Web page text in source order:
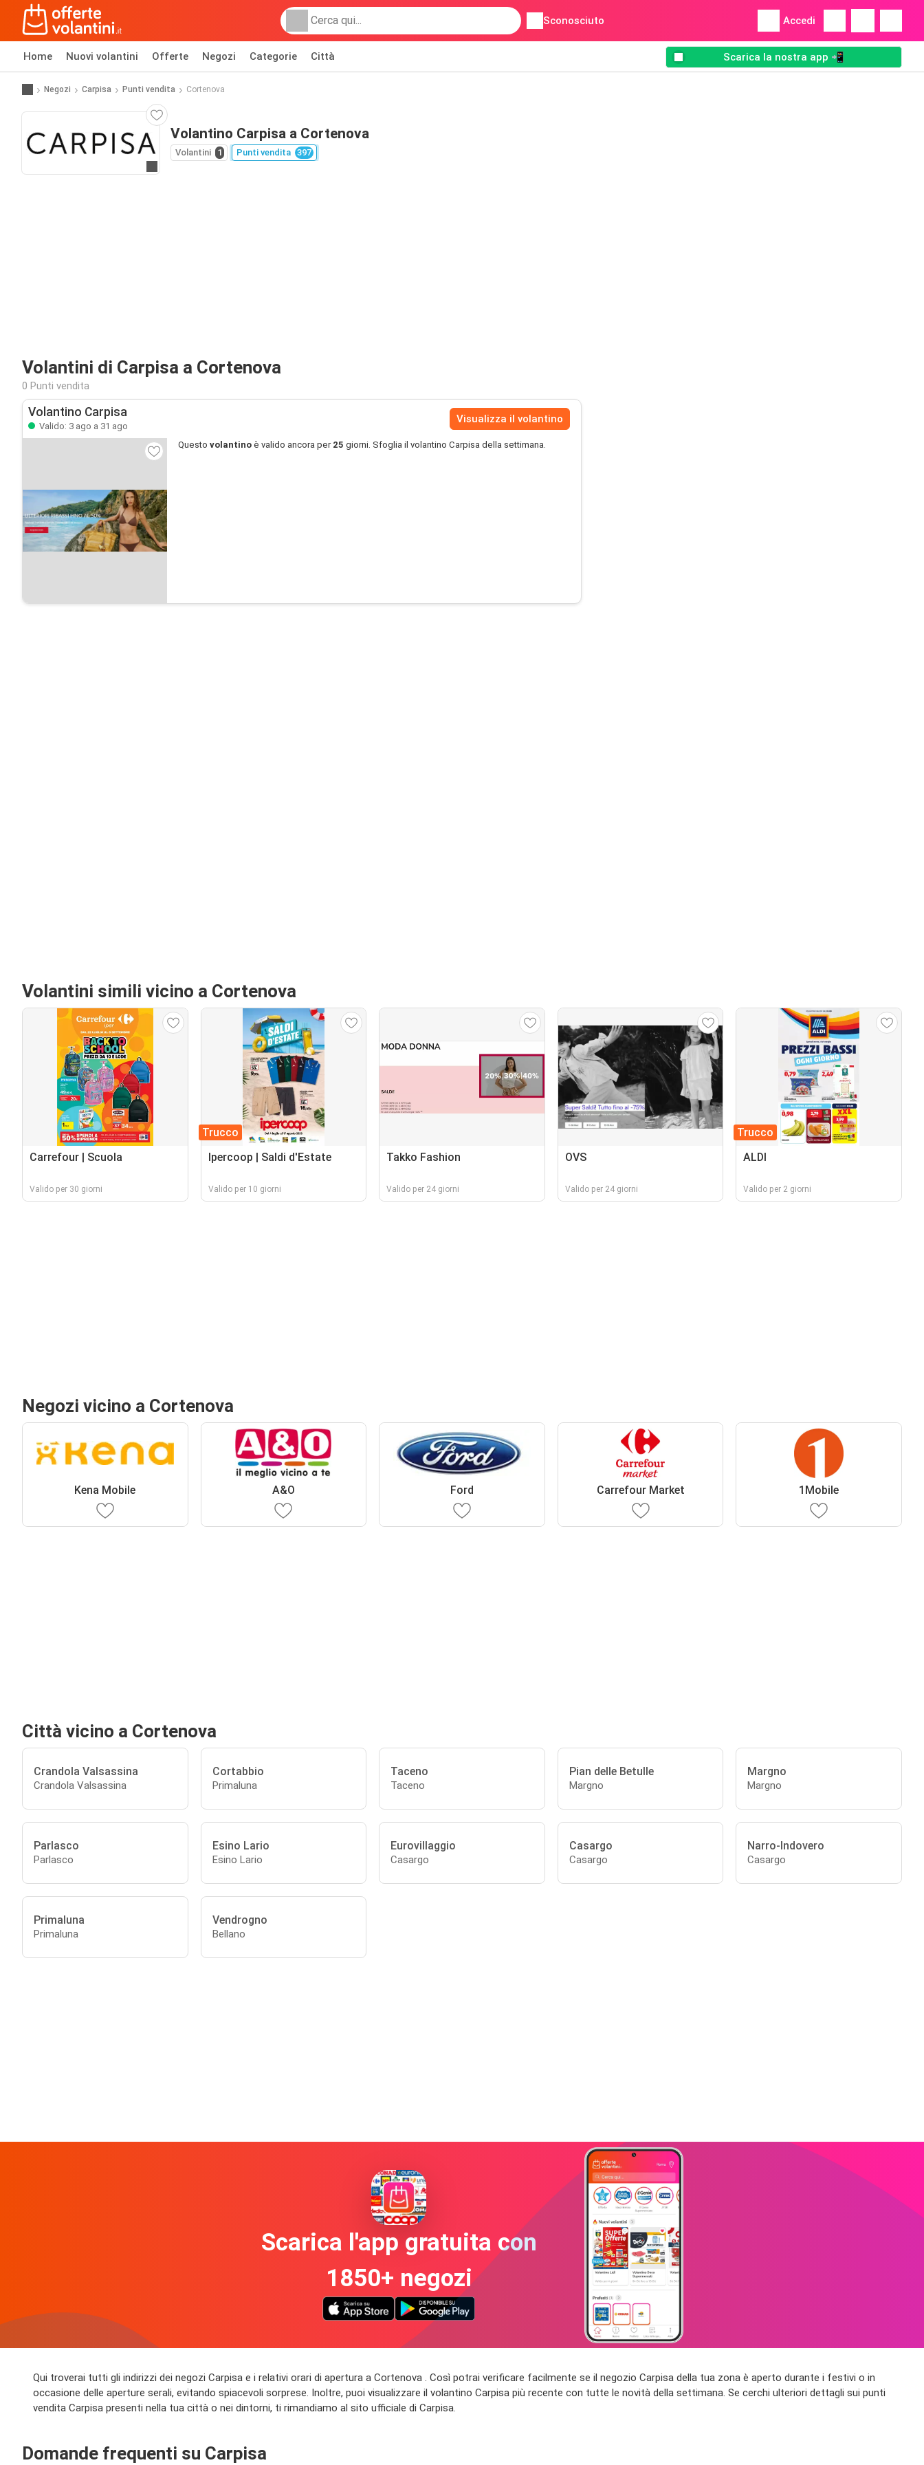
Sconosciuto Accedi
Home Nuovi volantini Offerte Negozi Categorie Città Scarica la nostra app 📲
Negozi Carpisa Punti vendita Cortenova
Volantino Carpisa a Cortenova
Volantini 1 Punti vendita 397
Volantini di Carpisa a Cortenova
0 Punti vendita
Volantino Carpisa
Valido: 3 ago a 31 ago
Visualizza il volantino
Questo volantino è valido ancora per 25 giorni. Sfoglia il volantino Carpisa della settimana.
Volantini simili vicino a Cortenova
Carrefour | Scuola
Valido per 30 giorni
Trucco
Ipercoop | Saldi d'Estate
Valido per 10 giorni
Takko Fashion
Valido per 24 giorni
OVS
Valido per 24 giorni
Trucco
ALDI
Valido per 2 giorni
Negozi vicino a Cortenova
Kena Mobile A&O Ford Carrefour Market 1Mobile
Città vicino a Cortenova
Crandola Valsassina
Crandola Valsassina
Cortabbio
Primaluna
Taceno
Taceno
Pian delle Betulle
Margno
Margno
Margno
Parlasco
Parlasco
Esino Lario
Esino Lario
Eurovillaggio
Casargo
Casargo
Casargo
Narro-Indovero
Casargo
Primaluna
Primaluna
Vendrogno
Bellano
Scarica l'app gratuita con
1850+ negozi
Qui troverai tutti gli indirizzi dei negozi Carpisa e i relativi orari di apertura a Cortenova . Così potrai verificare facilmente se il negozio Carpisa della tua zona è aperto durante i festivi o in
occasione delle aperture serali, evitando spiacevoli sorprese. Inoltre, puoi visualizzare il volantino Carpisa più recente con tutte le novità della settimana. Se cerchi ulteriori dettagli sui punti
vendita Carpisa presenti nella tua città o nei dintorni, ti rimandiamo al sito ufficiale di Carpisa.
Domande frequenti su Carpisa